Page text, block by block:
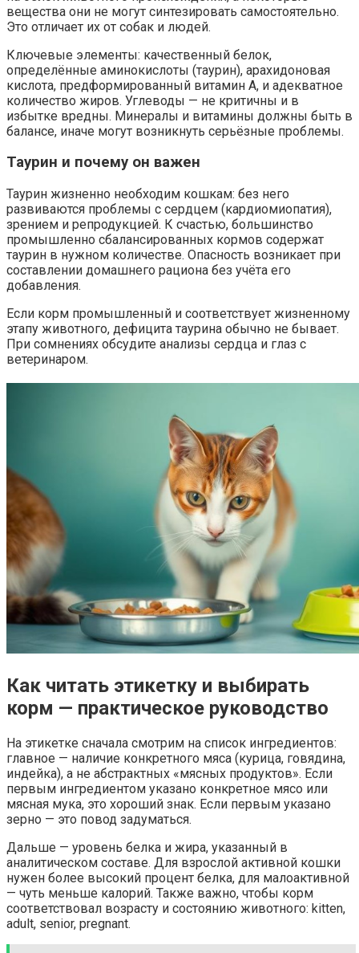
вещества они не могут синтезировать самостоятельно.
Это отличает их от собак и людей.
Ключевые элементы: качественный белок,
определённые аминокислоты (таурин), арахидоновая
кислота, предформированный витамин A, и адекватное
количество жиров. Углеводы — не критичны и в
избытке вредны. Минералы и витамины должны быть в
балансе, иначе могут возникнуть серьёзные проблемы.
Таурин и почему он важен
Таурин жизненно необходим кошкам: без него
развиваются проблемы с сердцем (кардиомиопатия),
зрением и репродукцией. К счастью, большинство
промышленно сбалансированных кормов содержат
таурин в нужном количестве. Опасность возникает при
составлении домашнего рациона без учёта его
добавления.
Если корм промышленный и соответствует жизненному
этапу животного, дефицита таурина обычно не бывает.
При сомнениях обсудите анализы сердца и глаз с
ветеринаром.
Как читать этикетку и выбирать
корм — практическое руководство
На этикетке сначала смотрим на список ингредиентов:
главное — наличие конкретного мяса (курица, говядина,
индейка), а не абстрактных «мясных продуктов». Если
первым ингредиентом указано конкретное мясо или
мясная мука, это хороший знак. Если первым указано
зерно — это повод задуматься.
Дальше — уровень белка и жира, указанный в
аналитическом составе. Для взрослой активной кошки
нужен более высокий процент белка, для малоактивной
— чуть меньше калорий. Также важно, чтобы корм
соответствовал возрасту и состоянию животного: kitten,
adult, senior, pregnant.